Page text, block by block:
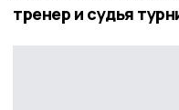
тренер и судья